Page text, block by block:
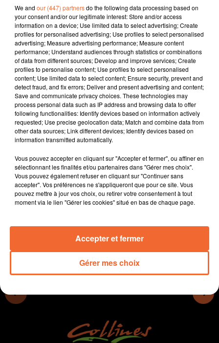
info
6 septembre 2024 - 14 min 6 sec
JOURNAL DU VENDREDI 06 SEPTEMBRE (MIDI)
Fabien Gazeau
L'info près de chez vous
Présenté par Fabien Gazeau
- La nomination de Michel Barnier à Matignon ne
convient pas du tout à la gauche, les réactions de
Delphine Batho et François Charron.
- On fera le point sur les dossiers de rentrée du côté de
Bressuire avec la maire de la Ville
- La Libération de Thouars (photo) célébrée ce week-
end 80 ans après.
- La chasse est ouverte à partir de dimanche...
We and our (447) partnersdo the following data processing based on
your consent and/or our legitimate interest: Store and/or access
information on a device; Use limited data to select advertising; Create
profiles for personalised advertising; Use profiles to select personalised
advertising; Measure advertising performance; Measure content
performance; Understand audiences through statistics or combinations
of data from different sources; Develop and improve services; Create
profiles to personalise content; Use profiles to select personalised
content; Use limited data to select content; Ensure security, prevent and
detect fraud, and fix errors; Deliver and present advertising and content;
Save and communicate privacy choices. These technologies may
process personal data such as IP address and browsing data to offer
following functionalities: Identify devices based on information actively
requested; Use precise geolocation data; Match and combine data from
other data sources; Link different devices; Identify devices based on
information transmitted automatically.
Vous pouvez accepter en cliquant sur "Accepter et fermer", ou affiner en
sélectionnant les finalités et/ou partenaires dans "Gérer mes choix".
Vous pouvez également refuser en cliquant sur "Continuer sans
accepter". Vos préférences ne s'appliqueront que pour ce site. Vous
pouvez mettre à jour vos choix, ou retirer votre consentement à tout
moment via le lien "Gérer les cookies" situé en bas de chaque page.
Gérer mes choix
Accepter et fermer